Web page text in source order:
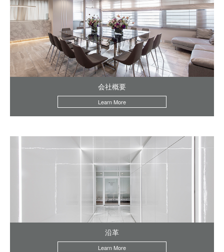
会社概要
Learn More
沿革
Learn More